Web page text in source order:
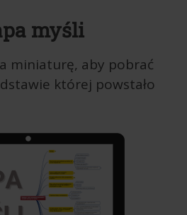
myśli
miniaturę, aby pobrać
której powstało